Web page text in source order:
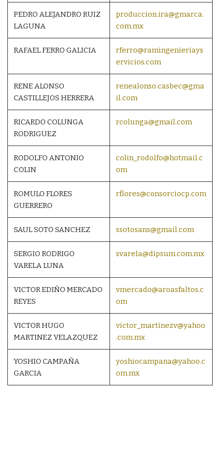
PEDRO ALEJANDRO RUIZ
LAGUNA
produccion.ira@gmarca.
com.mx
RAFAEL FERRO GALICIA
rferro@ramingenieriays
ervicios.com
RENE ALONSO
CASTILLEJOS HERRERA
renealonso.casbec@gma
il.com
RICARDO COLUNGA
RODRIGUEZ
rcolunga@gmail.com
RODOLFO ANTONIO
COLIN
colin_rodolfo@hotmail.c
om
ROMULO FLORES
GUERRERO
rflores@consorciocp.com
SAUL SOTO SANCHEZ ssotosans@gmail.com
SERGIO RODRIGO
VARELA LUNA
svarela@dipsum.com.mx
VICTOR EDIÑO MERCADO
REYES
vmercado@aroasfaltos.c
om
VICTOR HUGO
MARTINEZ VELAZQUEZ
victor_martinezv@yahoo
.com.mx
YOSHIO CAMPAÑA
GARCIA
yoshiocampana@yahoo.c
om.mx